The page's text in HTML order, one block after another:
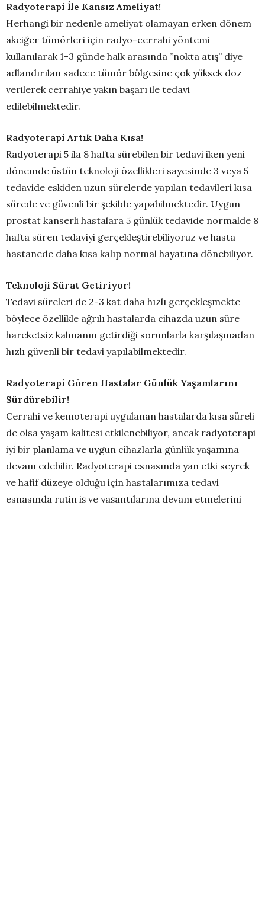
Radyoterapi İle Kansız Ameliyat!
Herhangi bir nedenle ameliyat olamayan erken dönem
akciğer tümörleri için radyo-cerrahi yöntemi
kullanılarak 1-3 günde halk arasında ’’nokta atış’’ diye
adlandırılan sadece tümör bölgesine çok yüksek doz
verilerek cerrahiye yakın başarı ile tedavi
edilebilmektedir.
Radyoterapi Artık Daha Kısa!
Radyoterapi 5 ila 8 hafta sürebilen bir tedavi iken yeni
dönemde üstün teknoloji özellikleri sayesinde 3 veya 5
tedavide eskiden uzun sürelerde yapılan tedavileri kısa
sürede ve güvenli bir şekilde yapabilmektedir. Uygun
prostat kanserli hastalara 5 günlük tedavide normalde 8
hafta süren tedaviyi gerçekleştirebiliyoruz ve hasta
hastanede daha kısa kalıp normal hayatına dönebiliyor.
Teknoloji Sürat Getiriyor!
Tedavi süreleri de 2-3 kat daha hızlı gerçekleşmekte
böylece özellikle ağrılı hastalarda cihazda uzun süre
hareketsiz kalmanın getirdiği sorunlarla karşılaşmadan
hızlı güvenli bir tedavi yapılabilmektedir.
Radyoterapi Gören Hastalar Günlük Yaşamlarını
Sürdürebilir!
Cerrahi ve kemoterapi uygulanan hastalarda kısa süreli
de olsa yaşam kalitesi etkilenebiliyor, ancak radyoterapi
iyi bir planlama ve uygun cihazlarla günlük yaşamına
devam edebilir. Radyoterapi esnasında yan etki seyrek
ve hafif düzeye olduğu için hastalarımıza tedavi
esnasında rutin iş ve yaşantılarına devam etmelerini